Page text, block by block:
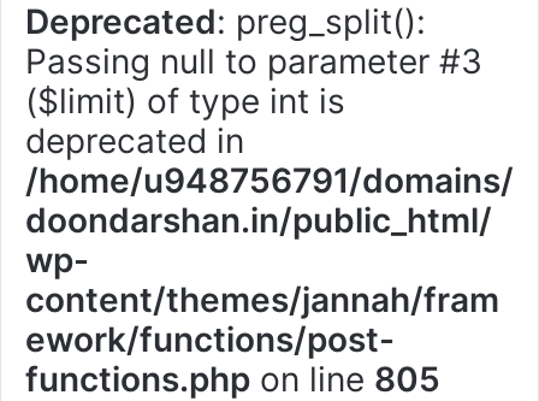
Deprecated: preg_split():
Passing null to parameter #3
($limit) of type int is
deprecated in
/home/u948756791/domains/
doondarshan.in/public_html/
wp-
content/themes/jannah/fram
ework/functions/post-
functions.php on line 805